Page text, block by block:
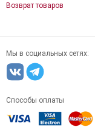
Возврат товаров
Мы в социальных сетях:
Способы оплаты